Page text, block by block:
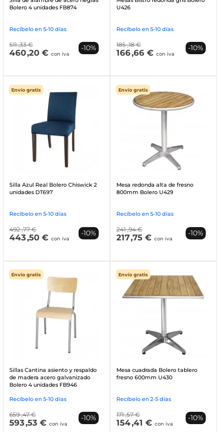
Bolero 4 unidades FB874
Recíbelo en 5-10 días
511 ,33 €
460,20 € con iva
-10%
U426
Recíbelo en 5-10 días
185 ,18 €
166,66 € con iva
-10%
Envío gratis
Silla Azul Real Bolero Chiswick 2
unidades DT697
Recíbelo en 5-10 días
492 ,77 €
443,50 € con iva
-10%
Envío gratis
Mesa redonda alta de fresno
800mm Bolero U429
Recíbelo en 5-10 días
241 ,94 €
217,75 € con iva
-10%
Envío gratis
Sillas Cantina asiento y respaldo
de madera acero galvanizado
Bolero 4 unidades FB946
Recíbelo en 5-10 días
659 ,47 €
593,53 € con iva
-10%
Envío gratis
Mesa cuadrada Bolero tablero
fresno 600mm U430
Recíbelo en 2-5 días
171 ,57 €
154,41 € con iva
-10%